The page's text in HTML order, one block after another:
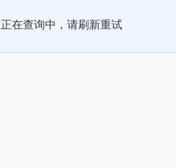
正在查询中，请刷新重试